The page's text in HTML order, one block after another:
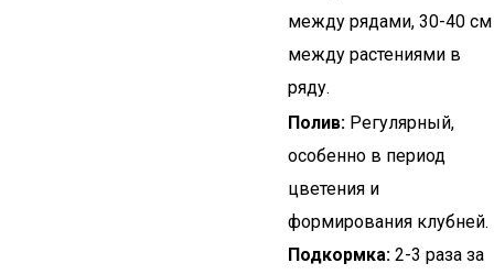
между рядами, 30-40 см
между растениями в
ряду.
Полив: Регулярный,
особенно в период
цветения и
формирования клубней.
Подкормка: 2-3 раза за